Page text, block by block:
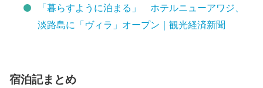
「暮らすように泊まる」 ホテルニューアワジ、
淡路島に「ヴィラ」オープン｜観光経済新聞
宿泊記まとめ